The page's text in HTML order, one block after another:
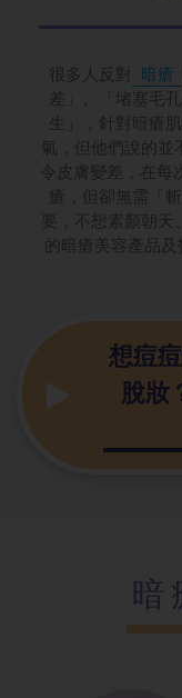
很多人反對 暗瘡
差」、「堵塞毛
生」，針對暗瘡
氣，但他們說的
令皮膚變差，在每
瘡，但卻無需「
要，不想素顏朝天
的暗瘡美容產品
想痘
脫妝
暗